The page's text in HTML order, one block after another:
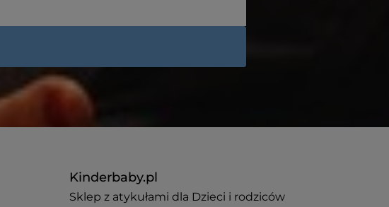
Kinderbaby.pl
Sklep z atykułami dla Dzieci i rodziców